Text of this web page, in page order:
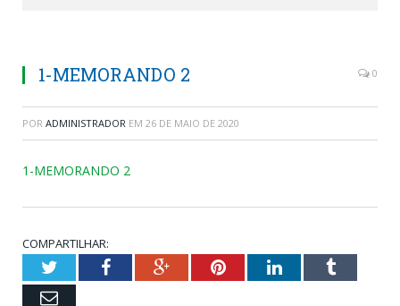
1-MEMORANDO 2 0
POR ADMINISTRADOR EM 26 DE MAIO DE 2020
1-MEMORANDO 2
COMPARTILHAR:
TwitterFacebookGoogle+PinterestLinkedInTumblr
Email